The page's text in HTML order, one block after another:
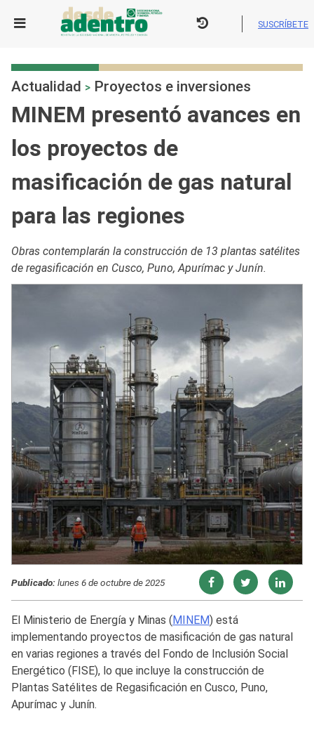
SUSCRÍBETE
Actualidad > Proyectos e inversiones
MINEM presentó avances en
los proyectos de
masificación de gas natural
para las regiones
Obras contemplarán la construcción de 13 plantas satélites
de regasificación en Cusco, Puno, Apurímac y Junín.
Publicado:lunes 6 de octubre de 2025
El Ministerio de Energía y Minas (MINEM) está
implementando proyectos de masificación de gas natural
en varias regiones a través del Fondo de Inclusión Social
Energético (FISE), lo que incluye la construcción de
Plantas Satélites de Regasificación en Cusco, Puno,
Apurímac y Junín.